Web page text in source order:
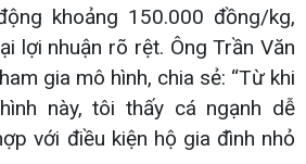
khoảng 150.000 đồng/kg,
lợi nhuận rõ rệt. Ông Trần Văn
gia mô hình, chia sẻ: “Từ khi
này, tôi thấy cá ngạnh dễ
với điều kiện hộ gia đình nhỏ